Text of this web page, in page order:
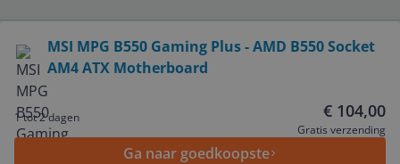
MSI MPG B550 Gaming Plus - AMD B550 Socket
AM4 ATX Motherboard
1 tot 2 dagen € 104,00
Gratis verzending
Ga naar goedkoopste
Service
Algemeen